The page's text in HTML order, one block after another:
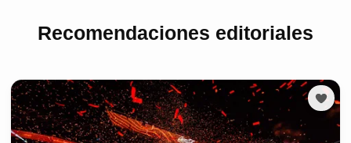
Recomendaciones editoriales